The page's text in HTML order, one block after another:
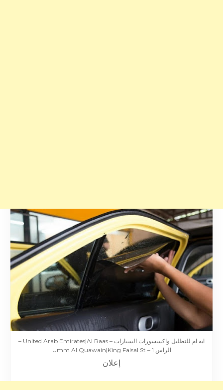
ايه ام للتظليل واكسسورات السيارات – United Arab Emirates|Al Raas –
الراس 1 – Umm Al Quawain|King Faisal St
إعلان